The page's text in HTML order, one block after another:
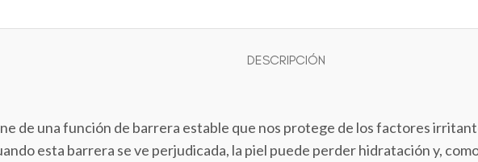
DESCRIPCIÓN
de una función de barrera estable que nos protege de los factores
esta barrera se ve perjudicada, la piel puede perder hidratación y,